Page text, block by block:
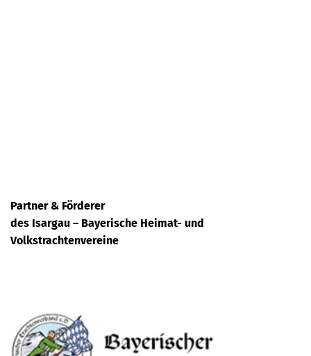
Partner & Förderer
des Isargau – Bayerische Heimat- und
Volkstrachtenvereine